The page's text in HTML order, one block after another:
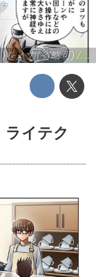
via text - ここをクリックして引用元(テキスト)を入力(省略可) / site.to.link.com - ここをクリックして引用元を入力(省略可)
ライテク